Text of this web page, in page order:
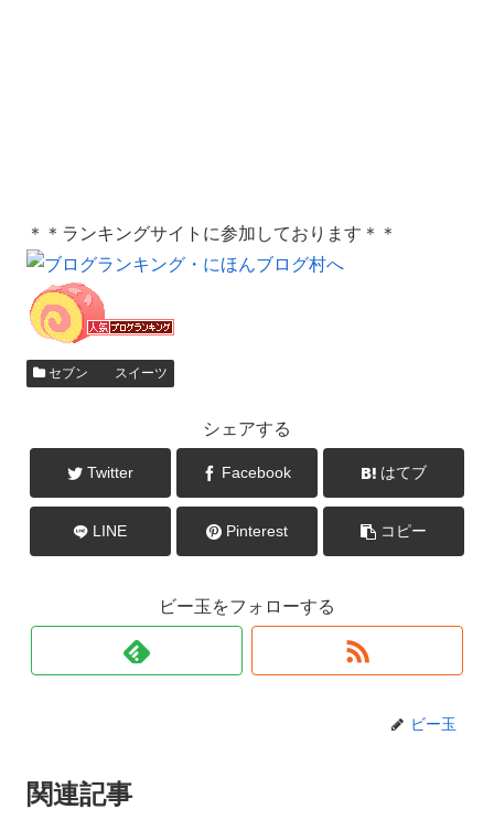
＊＊ランキングサイトに参加しております＊＊
セブン スイーツ
シェアする
Twitter Facebook はてブ
LINE Pinterest コピー
ビー玉をフォローする
ビー玉
関連記事